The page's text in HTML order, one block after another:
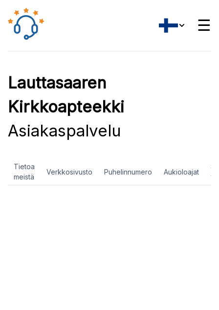
☰
Lauttasaaren
Kirkkoapteekki
Asiakaspalvelu
Tietoa
meistä
Verkkosivusto Puhelinnumero Aukioloajat